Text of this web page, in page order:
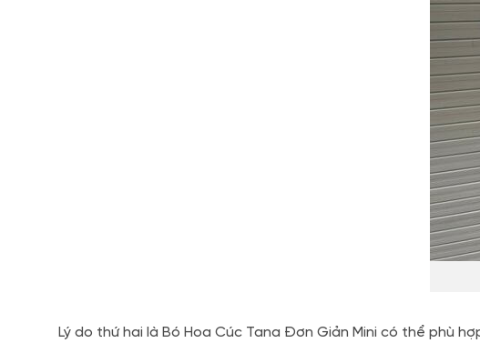
Lý do thứ hai là Bó Hoa Cúc Tana Đơn Giản Mini có thể phù